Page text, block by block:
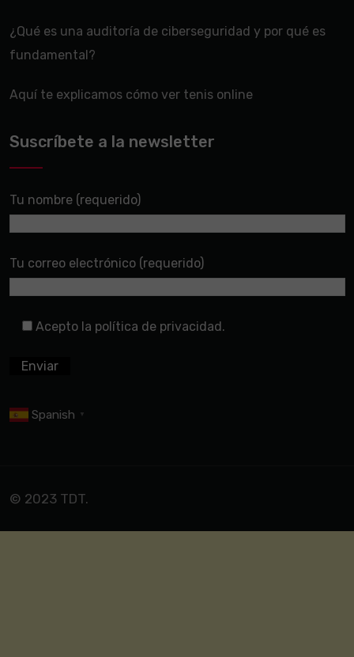
¿Qué es una auditoría de ciberseguridad y por qué es
fundamental?
Aquí te explicamos cómo ver tenis online
Suscríbete a la newsletter
Tu nombre (requerido)
Tu correo electrónico (requerido)
Acepto la política de privacidad.
Spanish ▼
© 2023 TDT.